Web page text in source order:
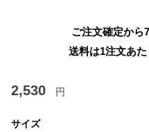
ご注文確定から
送料は1注文あた
2,530 円
サイズ